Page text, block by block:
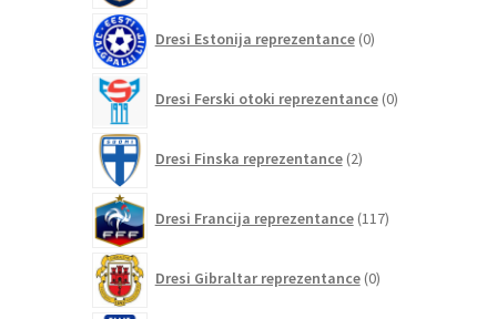
Dresi Estonija reprezentance 0izdelkov
Dresi Ferski otoki reprezentance 0izdelkov
Dresi Finska reprezentance 2izdelka
Dresi Francija reprezentance 117izdelkov
Dresi Gibraltar reprezentance 0izdelkov